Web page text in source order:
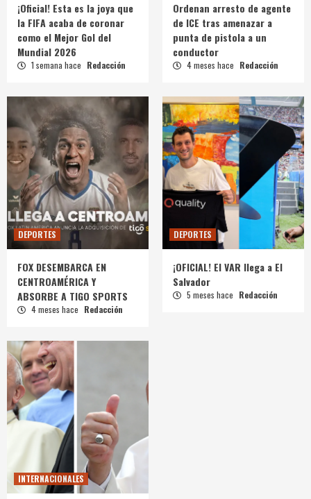
¡Oficial! Esta es la joya que
la FIFA acaba de coronar
como el Mejor Gol del
Mundial 2026
1 semana hace Redacción
Ordenan arresto de agente
de ICE tras amenazar a
punta de pistola a un
conductor
4 meses hace Redacción
DEPORTES
FOX DESEMBARCA EN
CENTROAMÉRICA Y
ABSORBE A TIGO SPORTS
4 meses hace Redacción
DEPORTES
¡OFICIAL! El VAR llega a El
Salvador
5 meses hace Redacción
INTERNACIONALES